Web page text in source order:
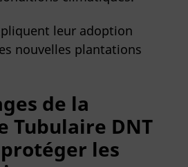
leur adoption
nouvelles plantations
de la
Tubulaire DNT
les